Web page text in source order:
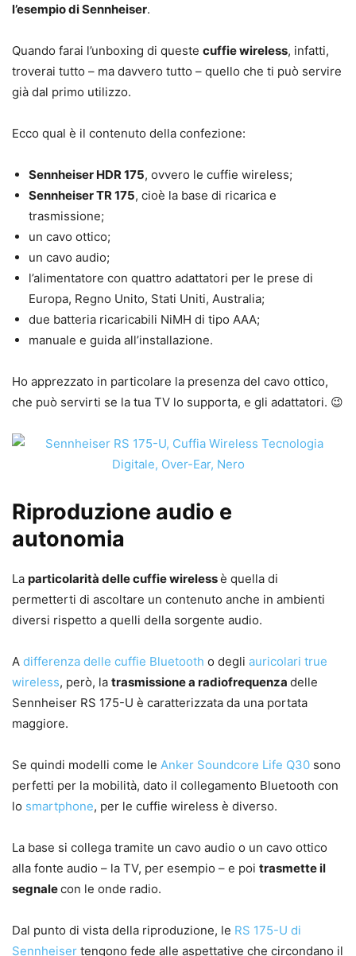
l’esempio di Sennheiser.
Quando farai l’unboxing di queste cuffie wireless, infatti,
troverai tutto – ma davvero tutto – quello che ti può servire
già dal primo utilizzo.
Ecco qual è il contenuto della confezione:
Sennheiser HDR 175, ovvero le cuffie wireless;
Sennheiser TR 175, cioè la base di ricarica e
trasmissione;
un cavo ottico;
un cavo audio;
l’alimentatore con quattro adattatori per le prese di
Europa, Regno Unito, Stati Uniti, Australia;
due batteria ricaricabili NiMH di tipo AAA;
manuale e guida all’installazione.
Ho apprezzato in particolare la presenza del cavo ottico,
che può servirti se la tua TV lo supporta, e gli adattatori. 😉
Riproduzione audio e
autonomia
La particolarità delle cuffie wirelessè quella di
permetterti di ascoltare un contenuto anche in ambienti
diversi rispetto a quelli della sorgente audio.
A differenza delle cuffie Bluetooth o degli auricolari true
wireless, però, la trasmissione a radiofrequenza delle
Sennheiser RS 175-U è caratterizzata da una portata
maggiore.
Se quindi modelli come le Anker Soundcore Life Q30 sono
perfetti per la mobilità, dato il collegamento Bluetooth con
lo smartphone, per le cuffie wireless è diverso.
La base si collega tramite un cavo audio o un cavo ottico
alla fonte audio – la TV, per esempio – e poi trasmette il
segnalecon le onde radio.
Dal punto di vista della riproduzione, le RS 175-U di
Sennheiser tengono fede alle aspettative che circondano il